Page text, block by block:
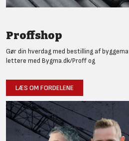
Proffshop
Gør din hverdag med bestilling af
lettere med Bygma.dk/Proff og
LÆS OM FORDELENE